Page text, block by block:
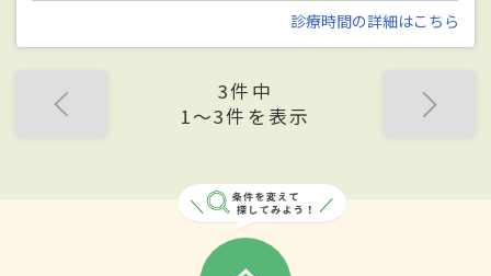
診療時間の詳細はこちら
3件中
1〜3件を表示